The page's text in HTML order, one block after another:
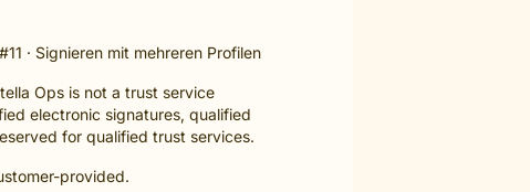
· Signieren mit mehreren Profilen
Ops is not a trust service
electronic signatures, qualified
for qualified trust services.
provided.